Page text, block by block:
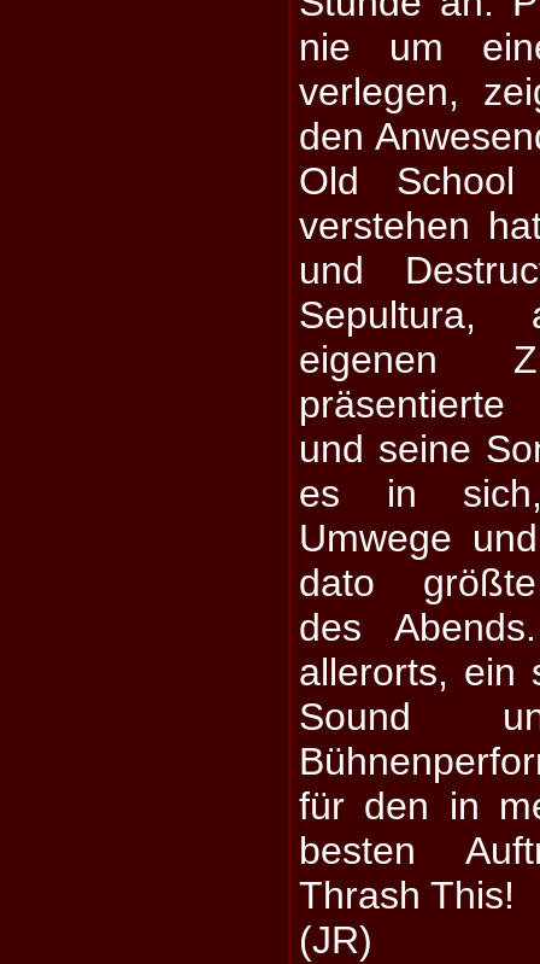
nie um
verlegen,
den
Old
verstehen
und
eigenen
und seine
es in
Umwege
dato größte
des
allerorts, ein
Sound
für den in
besten
Thrash This!
(JR)